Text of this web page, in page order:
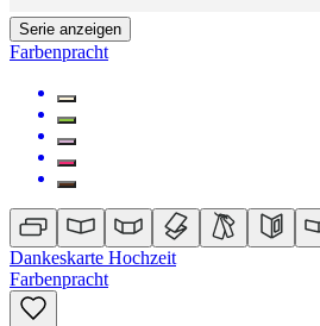
Serie anzeigen
Farbenpracht
Dankeskarte Hochzeit
Farbenpracht